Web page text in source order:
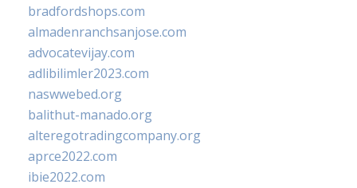
bradfordshops.com
almadenranchsanjose.com
advocatevijay.com
adlibilimler2023.com
naswwebed.org
balithut-manado.org
alteregotradingcompany.org
aprce2022.com
ibie2022.com